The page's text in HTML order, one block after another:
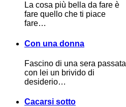
La cosa più bella da fare è
fare quello che ti piace
fare…
Con una donna
Fascino di una sera passata
con lei un brivido di
desiderio…
Cacarsi sotto